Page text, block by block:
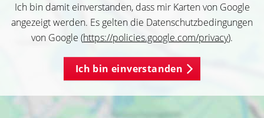
Ich bin damit einverstanden, dass mir Karten von Google
angezeigt werden. Es gelten die Datenschutzbedingungen
von Google (https://policies.google.com/privacy).
Ich bin einverstanden